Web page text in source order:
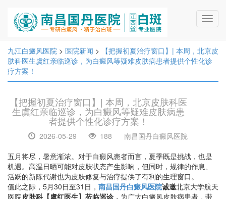
九江白癜风医院 > 医院新闻 >
【把握初夏治疗窗口】| 本周，北京皮
肤科医生虞红亲临巡诊，为白癜风等疑难皮肤病患者提供个性化诊
疗方案！
【把握初夏治疗窗口】| 本周，北京皮肤科医
生虞红亲临巡诊，为白癜风等疑难皮肤病患
者提供个性化诊疗方案！
2026-05-29 188
南昌国丹白癜风医院
五月将尽，暑意渐浓。对于白癜风患者而言，夏季既是挑战，也是
机遇。高温日晒可能对皮肤状态产生影响，但同时，规律的作息、
活跃的新陈代谢也为皮肤修复与治疗提供了有利的生理窗口。
值此之际，5月30日至31日， 南昌国丹白癜风医院诚邀北京大学航天
医院皮肤科【虞红医生】莅临巡诊， 为广大白癜风皮肤病患者，带